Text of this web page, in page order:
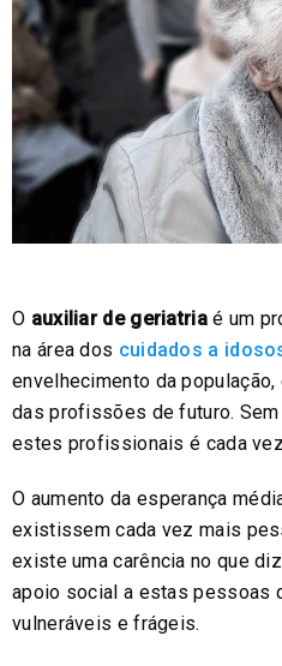
O auxiliar de geriatriaé um
na área dos cuidados a
envelhecimento da
das profissões de futuro. Sem
estes profissionais é cada
O aumento da esperança
existissem cada vez mais
existe uma carência no que
apoio social a estas pessoas
vulneráveis e frágeis.